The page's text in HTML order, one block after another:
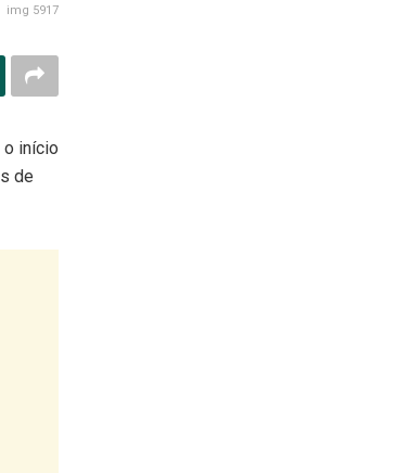
img 5917
o início
de